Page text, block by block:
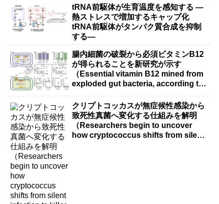
tRNA前駆体が生育温度を感知する ―
熱ストレスで増加するキャップ化
tRNA前駆体がタンパク質合成を抑制
する―
腸内細菌の破裂から必須ビタミンB12
が得られることを新研究が示す
（Essential vitamin B12 mined from
exploded gut bacteria, according to
クリプトコッカスが無症候性感染から
致死性真菌へ変化する仕組みを解明
（Researchers begin to uncover
how cryptococcus shifts from silent